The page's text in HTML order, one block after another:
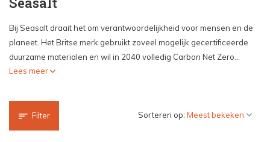
Bij Seasalt draait het om verantwoordelijkheid voor mensen en de
planeet. Het Britse merk gebruikt zoveel mogelijk gecertificeerde
duurzame materialen en wil in 2040 volledig Carbon Net Zero...
Lees meer
Filter Sorteren op: